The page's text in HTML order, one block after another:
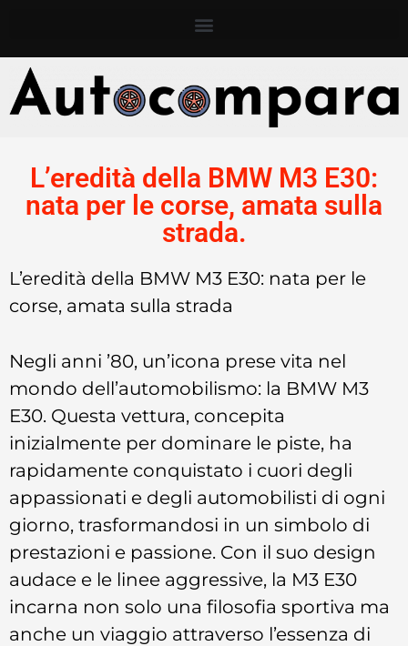
L’eredità della BMW M3 E30:
nata per le corse, amata sulla
strada.
L’eredità della BMW M3 E30: nata per le
corse, amata sulla strada
Negli anni ’80, un’icona prese vita nel
mondo dell’automobilismo: la BMW M3
E30. Questa vettura, concepita
inizialmente per dominare le piste, ha
rapidamente conquistato i cuori degli
appassionati e degli automobilisti di ogni
giorno, trasformandosi in un simbolo di
prestazioni e passione. Con il suo design
audace e le linee aggressive, la M3 E30
incarna non solo una filosofia sportiva ma
anche un viaggio attraverso l’essenza di